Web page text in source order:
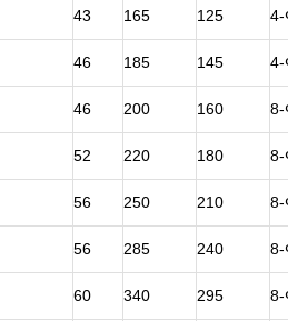
43 165 125
46 185 145
46 200 160
52 220 180
56 250 210
56 285 240
60 340 295